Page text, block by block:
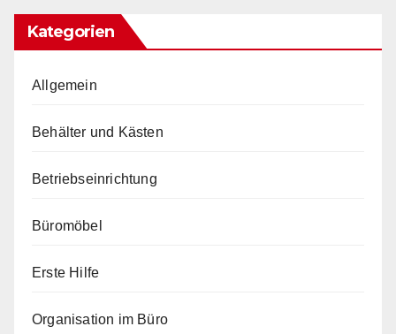
Kategorien
Allgemein
Behälter und Kästen
Betriebseinrichtung
Büromöbel
Erste Hilfe
Organisation im Büro